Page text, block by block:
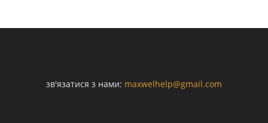
зв'язатися з нами: maxwelhelp@gmail.com